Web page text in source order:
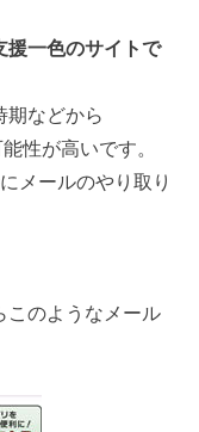
援一色のサイトで
期などから
性が高いです。
メールのやり取り
このようなメール